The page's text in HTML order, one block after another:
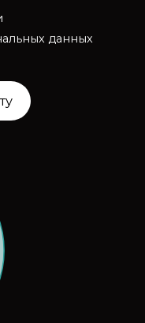
данных